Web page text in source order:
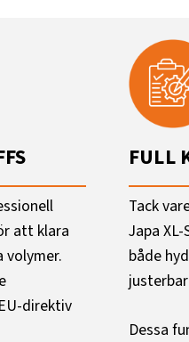
att klara
volymer.
direktiv
FULL
Tack
Japa
både
Dessa